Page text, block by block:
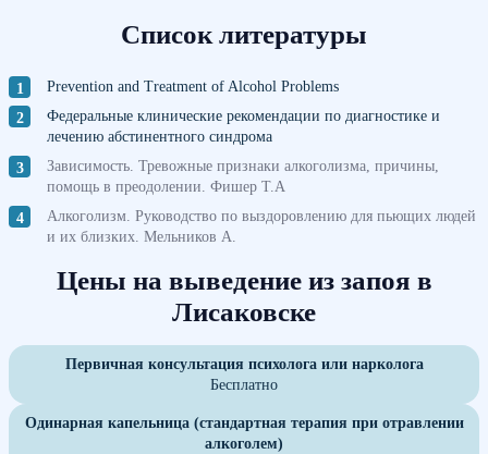
Список литературы
Prevention and Treatment of Alcohol Problems
Федеральные клинические рекомендации по диагностике и
лечению абстинентного синдрома
Зависимость. Тревожные признаки алкоголизма, причины,
помощь в преодолении. Фишер Т.А
Алкоголизм. Руководство по выздоровлению для пьющих людей
и их близких. Мельников А.
Цены на выведение из запоя в
Лисаковске
Первичная консультация психолога или нарколога
Бесплатно
Одинарная капельница (стандартная терапия при отравлении
алкоголем)